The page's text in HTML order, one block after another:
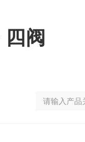
阀